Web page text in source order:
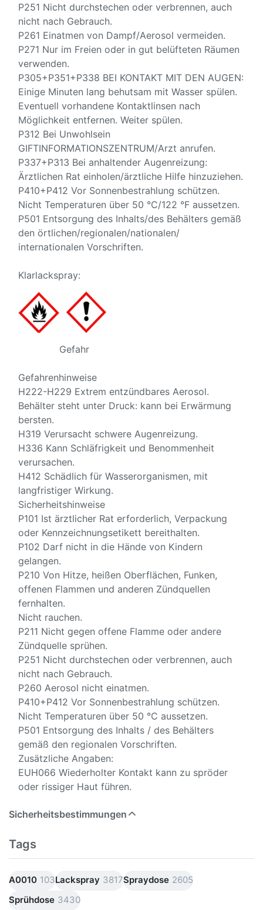
P251 Nicht durchstechen oder verbrennen, auch
nicht nach Gebrauch.
P261 Einatmen von Dampf/Aerosol vermeiden.
P271 Nur im Freien oder in gut belüfteten Räumen
verwenden.
P305+P351+P338 BEI KONTAKT MIT DEN AUGEN:
Einige Minuten lang behutsam mit Wasser spülen.
Eventuell vorhandene Kontaktlinsen nach
Möglichkeit entfernen. Weiter spülen.
P312 Bei Unwohlsein
GIFTINFORMATIONSZENTRUM/Arzt anrufen.
P337+P313 Bei anhaltender Augenreizung:
Ärztlichen Rat einholen/ärztliche Hilfe hinzuziehen.
P410+P412 Vor Sonnenbestrahlung schützen.
Nicht Temperaturen über 50 °C/122 °F aussetzen.
P501 Entsorgung des Inhalts/des Behälters gemäß
den örtlichen/regionalen/nationalen/
internationalen Vorschriften.
Klarlackspray:
Gefahr
Gefahrenhinweise
H222-H229 Extrem entzündbares Aerosol.
Behälter steht unter Druck: kann bei Erwärmung
bersten.
H319 Verursacht schwere Augenreizung.
H336 Kann Schläfrigkeit und Benommenheit
verursachen.
H412 Schädlich für Wasserorganismen, mit
langfristiger Wirkung.
Sicherheitshinweise
P101 Ist ärztlicher Rat erforderlich, Verpackung
oder Kennzeichnungsetikett bereithalten.
P102 Darf nicht in die Hände von Kindern
gelangen.
P210 Von Hitze, heißen Oberflächen, Funken,
offenen Flammen und anderen Zündquellen
fernhalten.
Nicht rauchen.
P211 Nicht gegen offene Flamme oder andere
Zündquelle sprühen.
P251 Nicht durchstechen oder verbrennen, auch
nicht nach Gebrauch.
P260 Aerosol nicht einatmen.
P410+P412 Vor Sonnenbestrahlung schützen.
Nicht Temperaturen über 50 °C aussetzen.
P501 Entsorgung des Inhalts / des Behälters
gemäß den regionalen Vorschriften.
Zusätzliche Angaben:
EUH066 Wiederholter Kontakt kann zu spröder
oder rissiger Haut führen.
Sicherheitsbestimmungen
Tags
A0010 103Lackspray 3817Spraydose 2605
Sprühdose 3430